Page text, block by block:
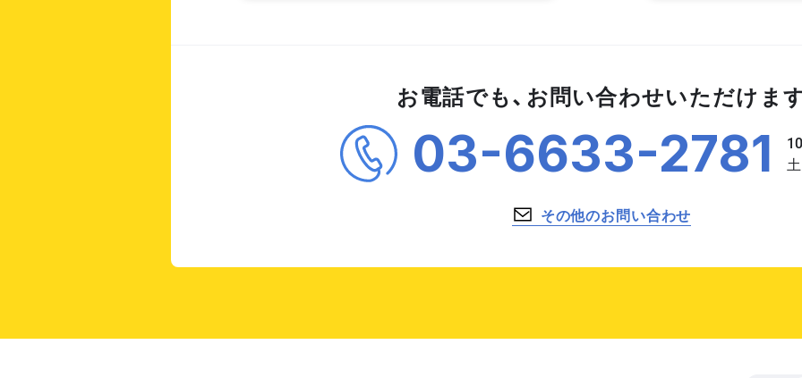
お電話でも、お問い合わせいただけま
03-6633-2781
その他のお問い合わせ